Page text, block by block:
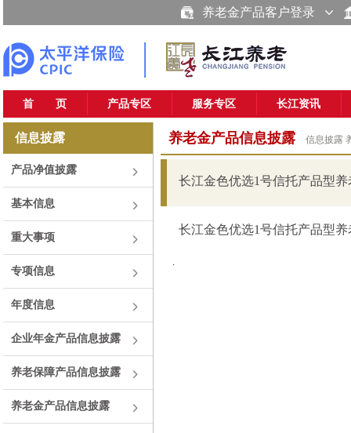
养老金产品客户登录
首 页 产品专区 服务专区 长江资讯
信息披露
产品净值披露
基本信息
重大事项
专项信息
年度信息
企业年金产品信息披露
养老保障产品信息披露
养老金产品信息披露
养老金产品信息披露 信息披露
长江金色优选1号信托产品型
长江金色优选1号信托产品型
.